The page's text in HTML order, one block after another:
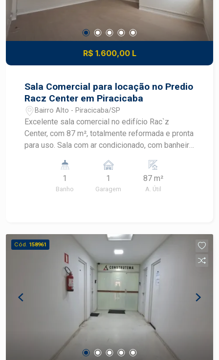
R$ 1.600,00 L
Sala Comercial para locação no Predio
Racz Center em Piracicaba
Bairro Alto - Piracicaba/SP
Excelente sala comercial no edifício Rac`z
Center, com 87 m², totalmente reformada e pronta
para uso. Sala com ar condicionado, com banheiro
praticidade para o seu negócio. Uma excelente
oportunidade para instalar sua empresa ou
investir em um imóvel comercial de qualidade.
1
Banho
1
Garagem
87 m²
A. Útil
Cód. 158961